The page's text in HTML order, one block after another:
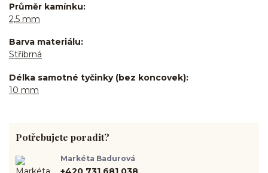
Průměr kamínku
2,5 mm
Barva materiálu
Stříbrná
Délka samotné tyčinky (bez koncovek)
10 mm
Potřebujete poradit?
Markéta Badurová